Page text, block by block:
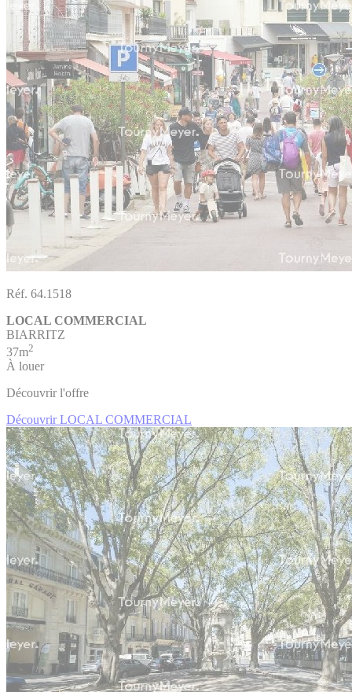
Réf. 64.1518
LOCAL COMMERCIAL
BIARRITZ
37m2
À louer
Découvrir l'offre
Découvrir LOCAL COMMERCIAL